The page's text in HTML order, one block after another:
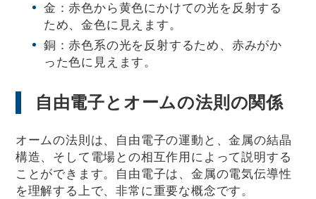
金：赤色から黄色にかけての光を反射する
ため、金色に見えます。
銅：赤色系の光を反射するため、赤みがか
った色に見えます。
自由電子とオームの法則の関係
オームの法則は、自由電子の運動と、金属の結晶
構造、そして電場との相互作用によって説明する
ことができます。自由電子は、金属の電気伝導性
を理解する上で、非常に重要な概念です。